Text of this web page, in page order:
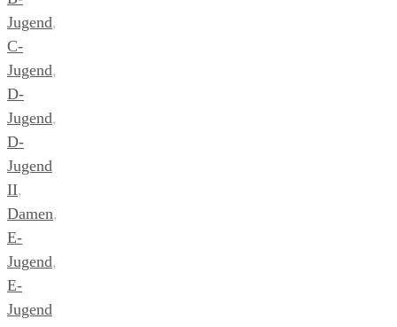
Jugend,
C-
Jugend,
D-
Jugend,
D-
Jugend
II,
Damen,
E-
Jugend,
E-
Jugend